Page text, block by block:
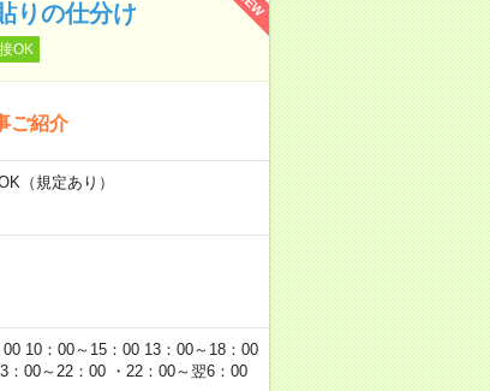
りの仕分け
OK
ご紹介
（規定あり）
10：00～15：00 13：00～18：00
00～22：00 ・22：00～翌6：00